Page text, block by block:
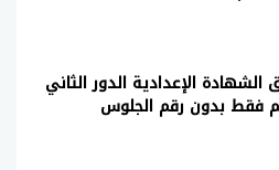
الشهادة الإعدادية الدور الثاني